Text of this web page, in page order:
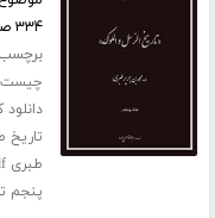
۳۳۴ صفحه
چیست
دانلود
تاریخ
طبری pdf
پنجم